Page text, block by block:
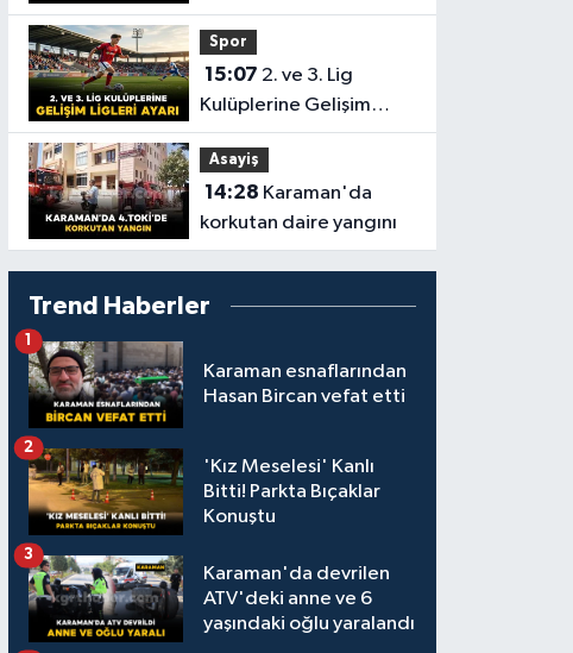
Çağrısı
Spor
15:07
Kulüplerine Gelişim
Ligleri Ayarı
Asayiş
14:28
korkutan daire yangını
Trend Haberler
Karaman esnaflarından
Hasan Bircan vefat etti
1
'Kız Meselesi' Kanlı
Bitti! Parkta Bıçaklar
Konuştu
2
Karaman'da devrilen
ATV'deki anne ve 6
yaşındaki oğlu yaralandı
3